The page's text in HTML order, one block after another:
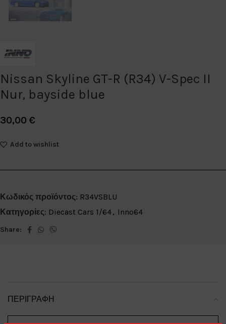
Nissan Skyline GT-R (R34) V-Spec II
Nur, bayside blue
30,00 €
Add to wishlist
Κωδικός προϊόντος: R34VSBLU
Κατηγορίες: Diecast Cars 1/64, Inno64
Share:
ΠΕΡΙΓΡΑΦΉ